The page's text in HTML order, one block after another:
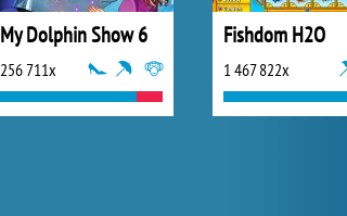
My Dolphin Show 6
256 711x
Fishdom H2O
1 467 822x